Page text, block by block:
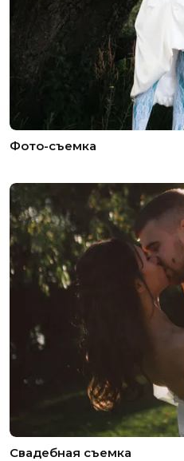
Фото-съемка
Свадебная съемка